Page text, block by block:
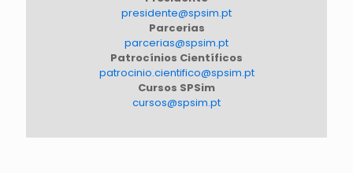
presidente@spsim.pt
Parcerias
parcerias@spsim.pt
Patrocínios Científicos
patrocinio.cientifico@spsim.pt
Cursos SPSim
cursos@spsim.pt